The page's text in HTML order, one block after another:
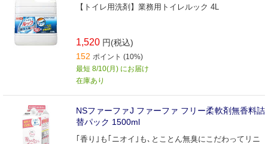
【トイレ用洗剤】業務用トイレルック 4L
1,520 円(税込)
152 ポイント (10%)
最短 8/10(月) にお届け
在庫あり
NSファーファJ ファーファ フリー柔軟剤無香料詰
替パック 1500ml
｢香り｣も｢ニオイ｣も､とことん無臭にこだわってリニ